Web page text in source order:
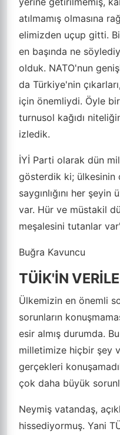
atılmamış olmasına
elimizden uçup gitti.
en başında ne
olduk. NATO'nun
da Türkiye'nin
için önemliydi. Öyle
turnusol kağıdı
izledik.
İYİ Parti olarak dün
gösterdik ki; ülkesinin
saygınlığını her
var. Hür ve müstakil
meşalesini tutanlar
Buğra Kavuncu
TÜİK'İN
Ülkemizin en önemli
sorunların
esir almış durumda.
milletimize hiçbir şey
gerçekleri
çok daha büyük
Neymiş vatandaş,
hissediyormuş. Yani